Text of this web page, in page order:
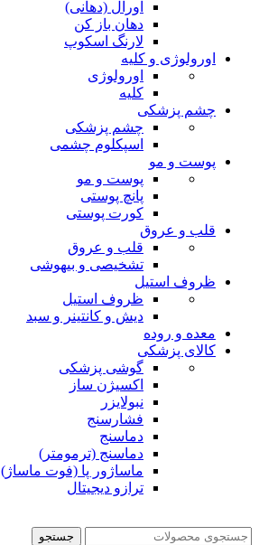
اورال (دهانی)
دهان باز کن
لارنگ اسکوپ
اورولوژی و کلیه
اورولوژی
کلیه
چشم پزشکی
چشم پزشکی
اسپکلوم چشمی
پوست و مو
پوست و مو
پانچ پوستی
کورت پوستی
قلب و عروق
قلب و عروق
تشخیصی و بیهوشی
ظروف استیل
ظروف استیل
دیش و کانتینر و سبد
معده و روده
کالای پزشکی
گوشی پزشکی
اکسیژن ساز
نبولایزر
فشارسنج
دماسنج
دماسنج (ترمومتر)
ماساژور پا (فوت ماساژ)
ترازو دیجیتال
جستجو